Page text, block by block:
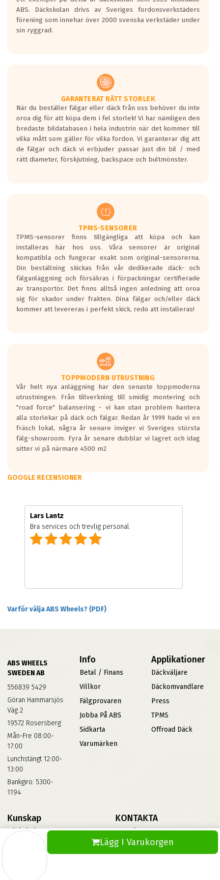
Lägg I Varukorgen
ABS. Däckskolan drivs av Sveriges fordonsverkstäders
förening som innehar över 2000 svenska verkstäder under
sin ryggrad.
GARANTERAT RÄTT STORLEK
När du beställer fälgar eller däck från oss behöver du inte
oroa dig för att köpa dem i fel storlek! Vi har nämligen den
bredaste bildatabasen i hela industrin när det kommer till
vilka mått som gäller för vilka fordon. Vi garanterar dig att
de fälgar och däck vi erbjuder passar just din bil / med
rätt diameter, förskjutning, backspace och bultmönster.
TPMS-SENSORER
TPMS-sensorer finns tillgängliga att köpa och kan
installeras här hos oss. Våra sensorer är original
kompatibla och fungerar exakt som original-sensorerna.
Din beställning skickas från vår dedikerade däck- och
fälganläggning och försäkras i förpackningar certifierade
av transportör. Det finns alltså ingen anledning att oroa
sig för skador under frakten. Dina fälgar och/eller däck
kommer att levereras i perfekt skick, redo att installeras!
TOPPMODERN UTRUSTNING
Vår helt nya anläggning har den senaste toppmoderna
utrustningen. Från tillverkning till smidig montering och
"road force" balansering - vi kan utan problem hantera
alla storlekar på däck och fälgar. Redan år 1999 hade vi en
fräsch lokal, några år senare inviger vi Sveriges största
fälg-showroom. Fyra år senare dubblar vi lagret och idag
sitter vi på närmare 4500 m2
GOOGLE RECENSIONER
Lars Lantz
Bra services och trevlig personal.
Varför välja ABS Wheels? (PDF)
ABS WHEELS
SWEDEN AB
556839 5429
Göran Hammarsjös
Väg 2
19572 Rosersberg
Mån-Fre 08:00-
17:00
Lunchstängt 12:00-
13:00
Bankgiro: 5300-
1194
Info
Betal / Finans
Villkor
Fälgprovaren
Jobba På ABS
Sidkarta
Varumärken
Applikationer
Däckväljare
Däckomvandlare
Press
TPMS
Offroad Däck
Kunskap
Däckskola
Informationsbank Av Däck
KONTAKTA
Kontakta Oss
Vinterdäck